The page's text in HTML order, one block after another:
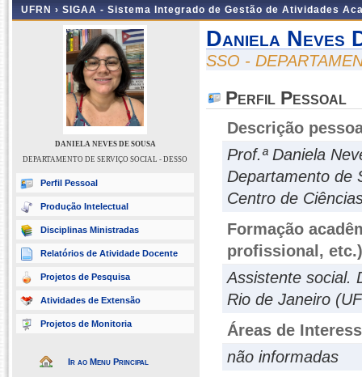
UFRN › SIGAA - Sistema Integrado de Gestão de Atividades
DANIELA NEVES DE SOUSA
DEPARTAMENTO DE SERVIÇO SOCIAL - DESSO
Perfil Pessoal
Produção Intelectual
Disciplinas Ministradas
Relatórios de Atividade Docente
Projetos de Pesquisa
Atividades de Extensão
Projetos de Monitoria
Ir ao Menu Principal
Daniela Neves
SSO -
Perfil Pessoal
Descrição
Prof.ª Daniela
Departamento de
Centro de
Formação
profissional, etc.)
Assistente social.
Rio de Janeiro
Áreas de
não informadas